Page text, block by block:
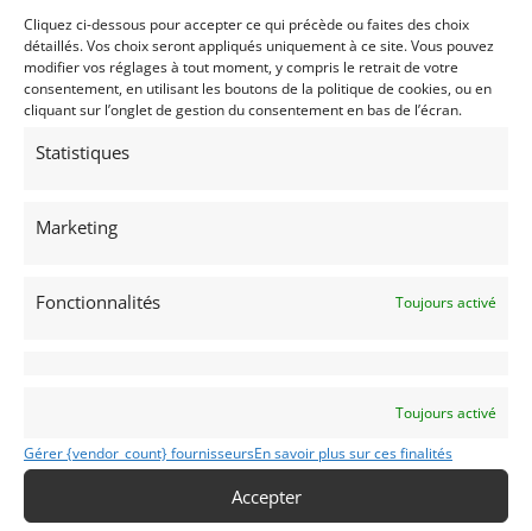
Cliquez ci-dessous pour accepter ce qui précède ou faites des choix
détaillés. Vos choix seront appliqués uniquement à ce site. Vous pouvez
modifier vos réglages à tout moment, y compris le retrait de votre
consentement, en utilisant les boutons de la politique de cookies, ou en
cliquant sur l’onglet de gestion du consentement en bas de l’écran.
Statistiques
Marketing
Fonctionnalités Toujours activé
Toujours activé
Gérer {vendor_count} fournisseursEn savoir plus sur ces finalités
Accepter
Imprint